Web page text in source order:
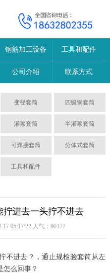
钢筋加工设备 工具和配件
公司介绍 联系方式
变径套筒 四级钢套筒
灌浆套筒 半灌浆套筒
可焊接套筒 分体式套筒
工具和配件
进去一头拧不进去
17 05:17:22 人气：90377
不进去？，通止规检验套筒从左
怎么回事？